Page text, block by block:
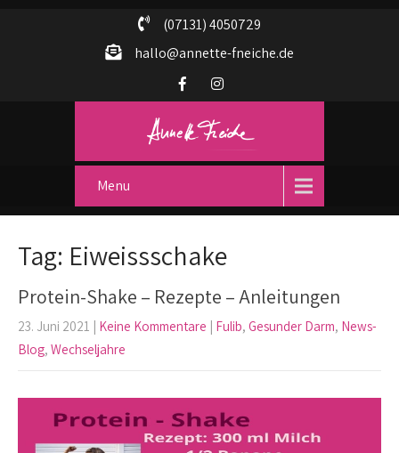
(07131) 4050729
hallo@annette-fneiche.de
Menu
Tag: Eiweissschake
Protein-Shake – Rezepte – Anleitungen
23. Juni 2021 | Keine Kommentare | Fulib, Gesunder Darm, News-
Blog, Wechseljahre